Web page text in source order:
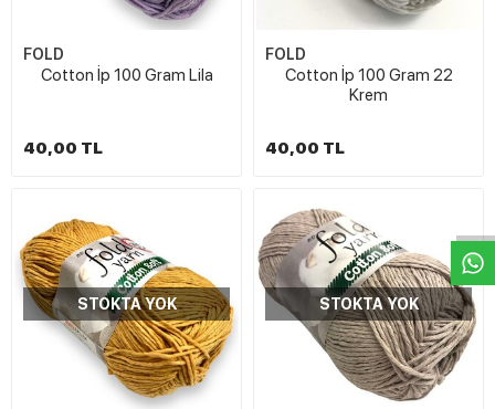
FOLD
Cotton İp 100 Gram Lila
40,00 TL
FOLD
Cotton İp 100 Gram 22
Krem
40,00 TL
STOKTA YOK STOKTA YOK